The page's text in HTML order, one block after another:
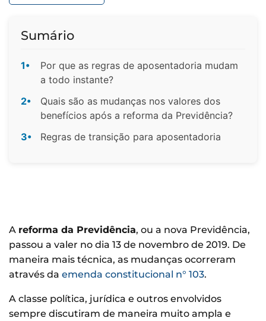
Sumário
1•
Por que as regras de aposentadoria mudam
a todo instante?
2•
Quais são as mudanças nos valores dos
benefícios após a reforma da Previdência?
3•
Regras de transição para aposentadoria
A reforma da Previdência, ou a nova Previdência,
passou a valer no dia 13 de novembro de 2019. De
maneira mais técnica, as mudanças ocorreram
através da emenda constitucional n° 103.
A classe política, jurídica e outros envolvidos
sempre discutiram de maneira muito ampla e